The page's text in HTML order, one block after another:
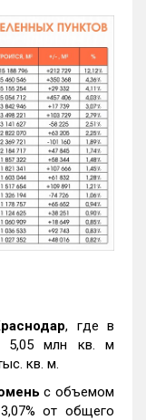
, где в
5,05 млн кв. м
кв. м.
с объемом
от общего